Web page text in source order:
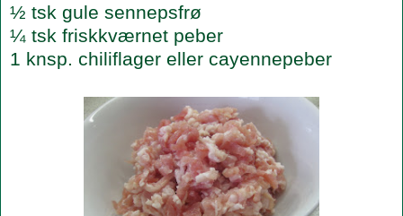
½ tsk gule sennepsfrø
¼ tsk friskkværnet peber
1 knsp. chiliflager eller cayennepeber